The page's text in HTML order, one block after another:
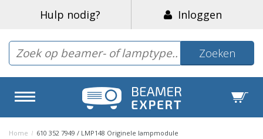
Hulp nodig? Inloggen
Zoeken
Home / 610 352 7949 / LMP148 Originele lampmodule